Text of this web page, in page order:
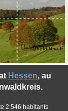
Hessen, au
2 546 habitants
©photo-libre.fr